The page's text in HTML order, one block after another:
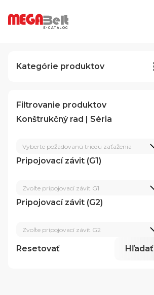
E-CATALOG
Kategórie produktov
Filtrovanie produktov
Konštrukčný rad | Séria
Vyberte požadovanú triedu zaťaženia
Pripojovací závit (G1)
Zvoľte pripojovací závit G1
Pripojovací závit (G2)
Zvoľte pripojovací závit G2
Resetovať Hľadať